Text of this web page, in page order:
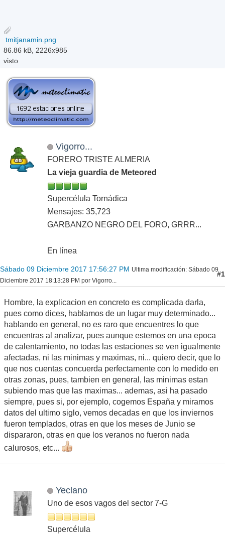
tmitjanamin.png
86.86 kB, 2226x985
visto
Vigorro...
FORERO TRISTE ALMERIA
La vieja guardia de Meteored
Supercélula Tornádica
Mensajes: 35,723
GARBANZO NEGRO DEL FORO, GRRR...
En línea
Sábado 09 Diciembre 2017 17:56:27 PM Ultima modificación: Sábado 09
Diciembre 2017 18:13:28 PM por Vigorro...
#1
Hombre, la explicacion en concreto es complicada darla,
pues como dices, hablamos de un lugar muy determinado...
hablando en general, no es raro que encuentres lo que
encuentras al analizar, pues aunque estemos en una epoca
de calentamiento, no todas las estaciones se ven igualmente
afectadas, ni las minimas y maximas, ni... quiero decir, que lo
que nos cuentas concuerda perfectamente con lo medido en
otras zonas, pues, tambien en general, las minimas estan
subiendo mas que las maximas... ademas, asi ha pasado
siempre, pues si, por ejemplo, cogemos España y miramos
datos del ultimo siglo, vemos decadas en que los inviernos
fueron templados, otras en que los meses de Junio se
dispararon, otras en que los veranos no fueron nada
calurosos, etc...
Yeclano
Uno de esos vagos del sector 7-G
Supercélula